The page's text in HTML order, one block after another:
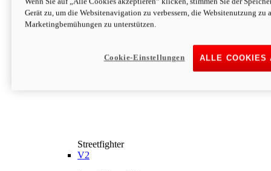
Streetfighter
V2
Gerät zu, um die Websitenavigation zu verbessern, die Websitenutzung zu
Marketingbemühungen zu unterstützen.
ALLE COOKIES
Cookie-Einstellungen